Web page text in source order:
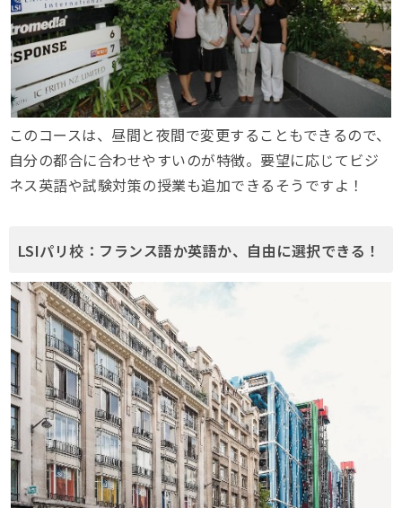
このコースは、昼間と夜間で変更することもできるので、
自分の都合に合わせやすいのが特徴。要望に応じてビジ
ネス英語や試験対策の授業も追加できるそうですよ！
LSIパリ校：フランス語か英語か、自由に選択できる！